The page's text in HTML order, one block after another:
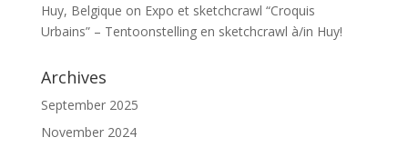
Huy, Belgique on Expo et sketchcrawl “Croquis
Urbains” – Tentoonstelling en sketchcrawl à/in Huy!
Archives
September 2025
November 2024